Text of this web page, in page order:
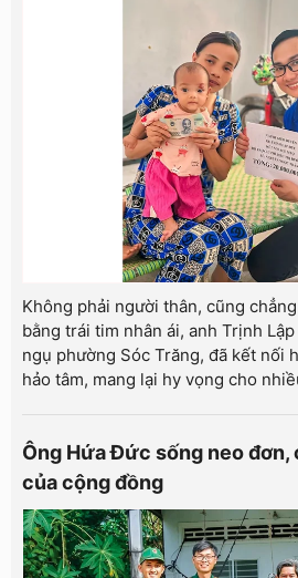
Không phải người thân, cũng
bằng trái tim nhân ái, anh Trịnh
ngụ phường Sóc Trăng, đã kết nối
hảo tâm, mang lại hy vọng cho
Ông Hứa Đức sống neo đơn,
của cộng đồng